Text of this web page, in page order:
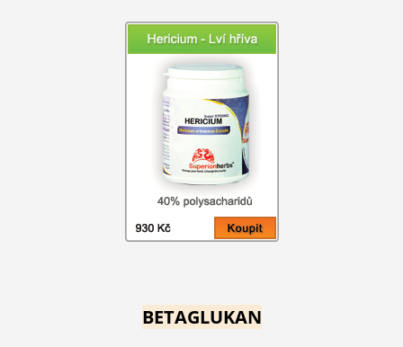
BETAGLUKAN